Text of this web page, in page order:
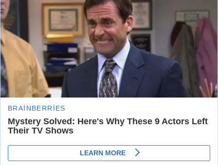
Hakkımızda Kullanım Koşulları
Gizlilik Politikası Burçlar
Tüm Yazarlar Künye
Urfa Postası Haber Sitesi